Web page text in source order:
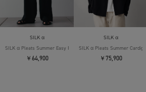
SILK α
SILK α Pleats Summer Easy Pants
￥64,900
SILK α
SILK α Pleats Summer Cardigan
￥75,900